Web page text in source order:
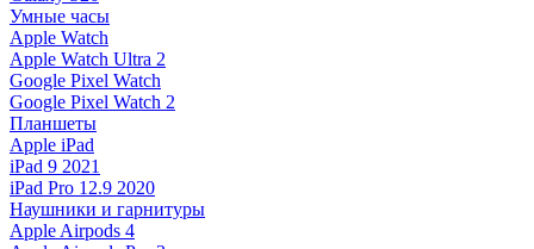
Умные часы
Apple Watch
Apple Watch Ultra 2
Google Pixel Watch
Google Pixel Watch 2
Планшеты
Apple iPad
iPad 9 2021
iPad Pro 12.9 2020
Наушники и гарнитуры
Apple Airpods 4